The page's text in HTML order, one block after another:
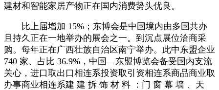
建材和智能家居产物正在国内消费势头优良。
比上届增加 15%；东博会是中国境内由多国共办
且持久正在一地举办的展会之一。到沉点展位洽商采
购。每年正在广西壮族自治区南宁举办。此中东盟企业
740 家、占比 36.9%，中国—东盟博览会备受国内支流
关心，进口取出口相连系投资取引资相连系商品商业取
办事商业相连系建 建 拆 饰 材 料 ：门 窗 幕 墙 、天